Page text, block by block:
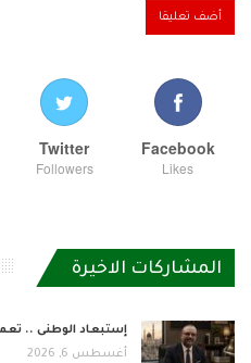
Facebook
Likes
Twitter
Followers
المشاركات الاخيرة
إستبعاد الوطنى ..
أغسطس 6, 2026